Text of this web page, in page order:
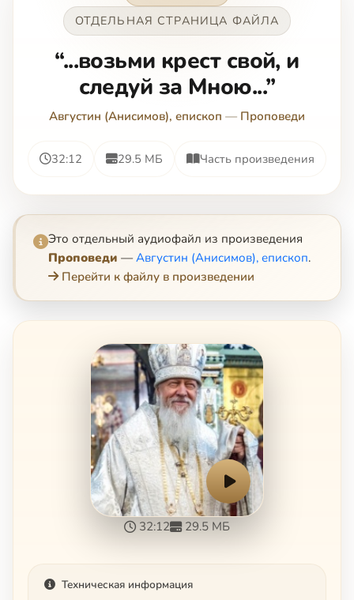
ОТДЕЛЬНАЯ СТРАНИЦА ФАЙЛА
“...возьми крест свой, и
следуй за Мною...”
Августин (Анисимов), епископ — Проповеди
32:12 29.5 МБ Часть произведения
Это отдельный аудиофайл из произведения
Проповеди — Августин (Анисимов), епископ.
Перейти к файлу в произведении
32:12 29.5 МБ
Техническая информация